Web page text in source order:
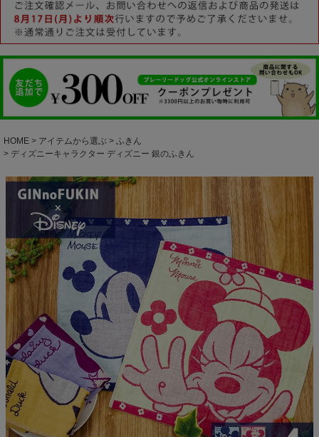
HOME アイテムから選ぶ
ふきん
ディズニーキャラクター ディズニー 銀のふきん
検索